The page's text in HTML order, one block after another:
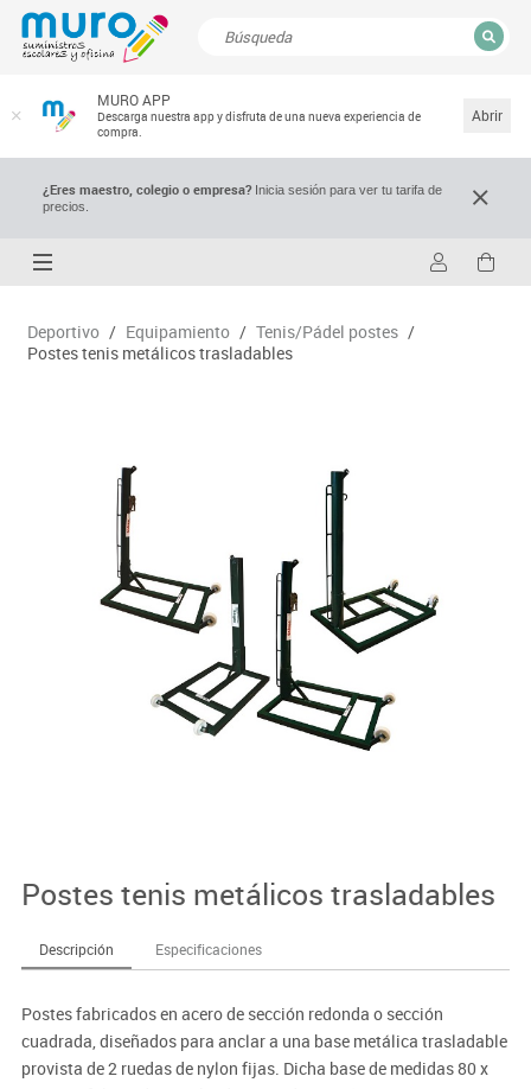
MURO APP
Descarga nuestra app y disfruta de una nueva experiencia de
compra.
Abrir
¿Eres maestro, colegio o empresa?Inicia sesión para ver tu tarifa de
precios.
Deportivo / Equipamiento / Tenis/Pádel postes /
Postes tenis metálicos trasladables
Postes tenis metálicos trasladables
Descripción Especificaciones
Postes fabricados en acero de sección redonda o sección
cuadrada, diseñados para anclar a una base metálica trasladable
provista de 2 ruedas de nylon fijas. Dicha base de medidas 80 x